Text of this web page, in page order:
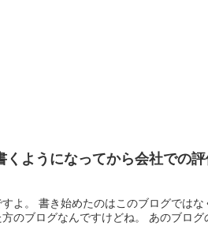
くようになってから会社での
よ。 書き始めたのはこのブログではな
のブログなんですけどね。 あのブログ